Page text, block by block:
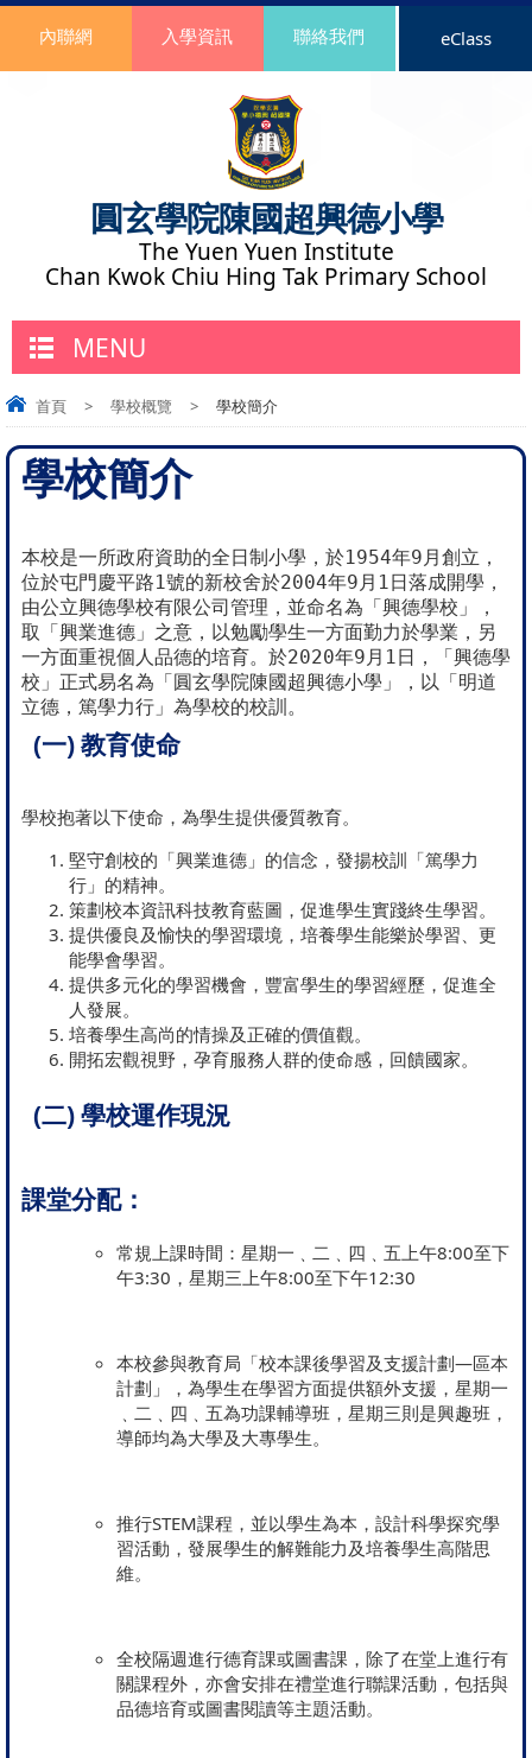
圓玄學院陳國超興德小學
The Yuen Yuen Institute
Chan Kwok Chiu Hing Tak Primary School
內聯網 入學資訊 聯絡我們 eClass
MENU
首頁 > 學校概覽 > 學校簡介
學校簡介
本校是一所政府資助的全日制小學，於1954年9月創立，
位於屯門慶平路1號的新校舍於2004年9月1日落成開學，
由公立興德學校有限公司管理，並命名為「興德學校」，
取「興業進德」之意， 以勉勵學生一方面勤力於學業，另
一方面重視個人品德的培育。 於2020年9月1日，「興德學
校」正式易名為「圓玄學院陳國超興德小學」，以「明道
立德，篤學力行」 為學校的校訓。
(一) 教育使命
學校抱著以下使命，為學生提供優質教育。
堅守創校的「興業進德」的信念，發揚校訓「篤學力
行」的精神。
策劃校本資訊科技教育藍圖，促進學生實踐終生學習。
提供優良及愉快的學習環境，培養學生能樂於學習、更
能學會學習。
提供多元化的學習機會，豐富學生的學習經歷，促進全
人發展。
培養學生高尚的情操及正確的價值觀。
開拓宏觀視野，孕育服務人群的使命感，回饋國家。
(二) 學校運作現況
課堂分配：
常規上課時間：星期一﹑二﹑四﹑五上午8:00至下
午3:30，星期三上午8:00至下午12:30
本校參與教育局「校本課後學習及支援計劃—區本
計劃」，為學生在學習方面提供額外支援，星期一
﹑二﹑四﹑五為功課輔導班，星期三則是興趣班，
導師均為大學及大專學生。
推行STEM課程，並以學生為本，設計科學探究學
習活動，發展學生的解難能力及培養學生高階思
維。
全校隔週進行德育課或圖書課，除了在堂上進行有
關課程外，亦會安排在禮堂進行聯課活動，包括與
品德培育或圖書閱讀等主題活動。